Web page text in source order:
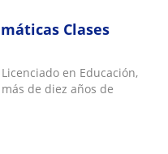
Clases
en Educación,
de diez años de